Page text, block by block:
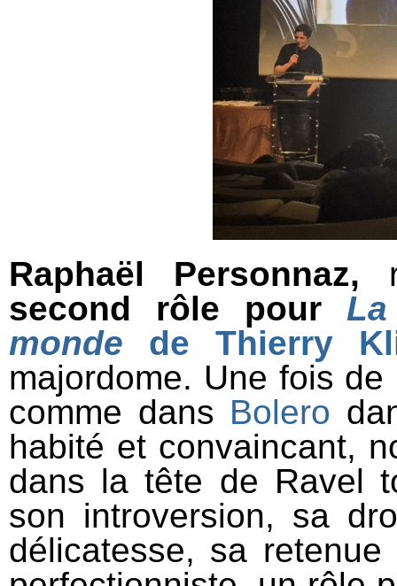
Raphaël Personnaz,
second rôle pour
monde de Thierry
majordome. Une fois
comme dans Bolero
habité et convaincant,
dans la tête de Ravel
son introversion, sa
délicatesse, sa